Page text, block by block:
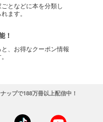
となどに本を分類し
ます。
！
、お得なクーポン情報
ップで188万冊以上配信中！